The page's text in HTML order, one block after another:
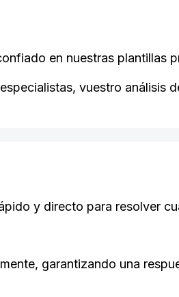
en nuestras plantillas
vuestro análisis
y directo para resolver
garantizando una